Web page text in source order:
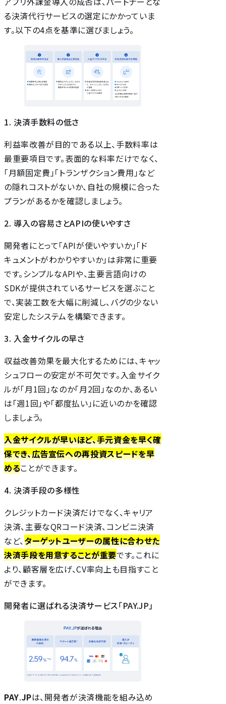
る決済代行サービスの選定にかかっていま
す。以下の4点を基準に選びましょう。
1. 決済手数料の低さ
利益率改善が目的である以上、手数料率は
最重要項目です。表面的な料率だけでなく、
「月額固定費」「トランザクション費用」など
の隠れコストがないか、自社の規模に合った
プランがあるかを確認しましょう。
2. 導入の容易さとAPIの使いやすさ
開発者にとって「APIが使いやすいか」「ド
キュメントがわかりやすいか」は非常に重要
です。シンプルなAPIや、主要言語向けの
SDKが提供されているサービスを選ぶこと
で、実装工数を大幅に削減し、バグの少ない
安定したシステムを構築できます。
3. 入金サイクルの早さ
収益改善効果を最大化するためには、キャッ
シュフローの安定が不可欠です。入金サイク
ルが「月1回」なのか「月2回」なのか、あるい
は「週1回」や「都度払い」に近いのかを確認
しましょう。
入金サイクルが早いほど、手元資金を早く確
保でき、広告宣伝への再投資スピードを早
めることができます。
4. 決済手段の多様性
クレジットカード決済だけでなく、キャリア
決済、主要なQRコード決済、コンビニ決済
など、ターゲットユーザーの属性に合わせた
決済手段を用意することが重要です。これに
より、顧客層を広げ、CV率向上も目指すこと
ができます。
開発者に選ばれる決済サービス「PAY.JP」
PAY.JPは、開発者が決済機能を組み込め